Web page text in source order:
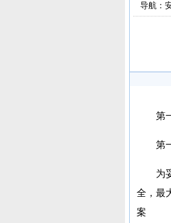
导航：
第
第
为
全，最
案